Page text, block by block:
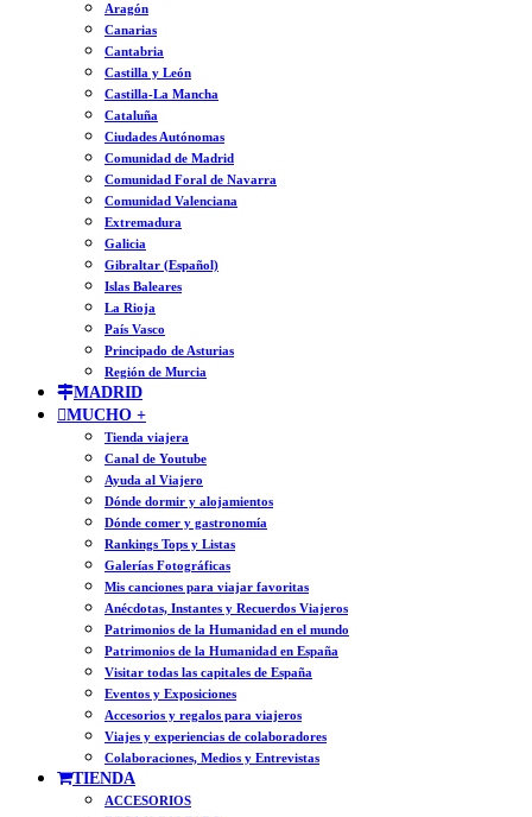
Aragón
Canarias
Cantabria
Castilla y León
Castilla-La Mancha
Cataluña
Ciudades Autónomas
Comunidad de Madrid
Comunidad Foral de Navarra
Comunidad Valenciana
Extremadura
Galicia
Gibraltar (Español)
Islas Baleares
La Rioja
País Vasco
Principado de Asturias
Región de Murcia
MADRID
MUCHO +
Tienda viajera
Canal de Youtube
Ayuda al Viajero
Dónde dormir y alojamientos
Dónde comer y gastronomía
Rankings Tops y Listas
Galerías Fotográficas
Mis canciones para viajar favoritas
Anécdotas, Instantes y Recuerdos Viajeros
Patrimonios de la Humanidad en el mundo
Patrimonios de la Humanidad en España
Visitar todas las capitales de España
Eventos y Exposiciones
Accesorios y regalos para viajeros
Viajes y experiencias de colaboradores
Colaboraciones, Medios y Entrevistas
TIENDA
ACCESORIOS